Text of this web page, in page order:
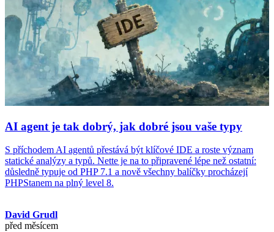
AI agent je tak dobrý, jak dobré jsou vaše typy
S příchodem AI agentů přestává být klíčové IDE a roste význam
statické analýzy a typů. Nette je na to připravené lépe než ostatní:
důsledně typuje od PHP 7.1 a nově všechny balíčky procházejí
PHPStanem na plný level 8.
David Grudl
před měsícem